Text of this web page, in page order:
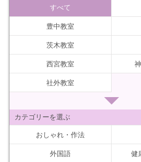
すべて
豊中教室
茨木教室
西宮教室
社外教室
カテゴリーを選ぶ
おしゃれ・作法
外国語 健